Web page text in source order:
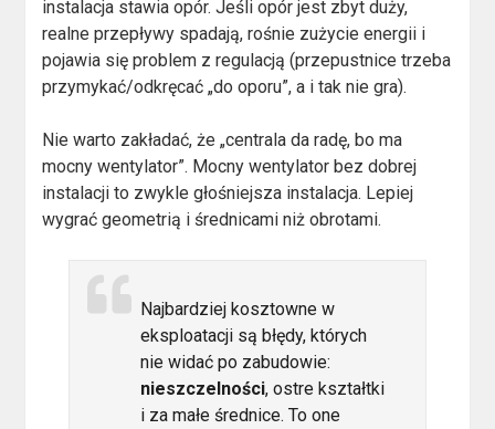
instalacja stawia opór. Jeśli opór jest zbyt duży,
realne przepływy spadają, rośnie zużycie energii i
pojawia się problem z regulacją (przepustnice trzeba
przymykać/odkręcać „do oporu”, a i tak nie gra).
Nie warto zakładać, że „centrala da radę, bo ma
mocny wentylator”. Mocny wentylator bez dobrej
instalacji to zwykle głośniejsza instalacja. Lepiej
wygrać geometrią i średnicami niż obrotami.
Najbardziej kosztowne w
eksploatacji są błędy, których
nie widać po zabudowie:
nieszczelności, ostre kształtki
i za małe średnice. To one